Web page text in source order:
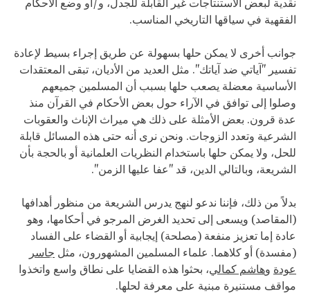
نقدية لبعض الاستنتاجات غير القابلة للجدل، و/أو وضع الأحكام
الفقهية في سياقها التاريخي المناسب.
جوانب أخرى لا يمكن حلها بسهولة عن طريق إجراء بسيط لإعادة
تفسير "آياتي ضد آياتك". مثل العديد من الأديان، تبقى المعتقدات
الأساسية معضلة يصعب حلها بسبب أن المسلمين جميعهم
وصلوا إلى توافق في الآراء حول بعض الأحكام في القرآن منذ
عدة قرون. بعض الأمثلة على ذلك هي ميراث الإناث والعقوبات
الشرعية وتعدد الزوجات. ونحن نرى أنه حتى هذه المسائل قابلة
للحل، ولا يمكن حلها باستخدام النظريات العلمانية أو بالحجة بأن
الشريعة، وبالتالي الدين، قد "عفا عليها الزمن".
بدلاً من ذلك، فإننا ندعو لنهج يدرس الشريعة من منظور أهدافها
(المقاصد) ويسعى إلى تحديد الغرض المرجو في أحكامها، وهو
عادة إما تعزيز منفعة (مصلحة) إيجابية أو القضاء على الفساد
(مفسدة) أو كلاهما. علماء المسلمين المشهورون، مثل جاسر
عودة وهاشم كمالي، بحثوا هذه القضايا على نطاق واسع واتخذوا
مواقف مستنيرة مبنية على معرفة لحلها.